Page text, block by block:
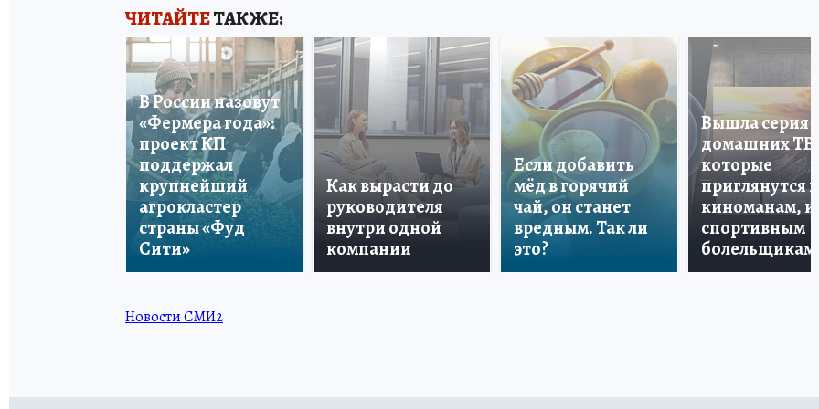
ЧИТАЙТЕТАКЖЕ:
В России назовут
«Фермера года»:
проект КП
поддержал
крупнейший
агрокластер
страны «Фуд
Сити»
Как вырасти до
руководителя
внутри одной
компании
Если добавить
мёд в горячий
чай, он станет
вредным. Так ли
это?
Вышла серия
домашних ТВ,
которые
приглянутся и
киноманам, и
спортивным
болельщикам
Новости СМИ2